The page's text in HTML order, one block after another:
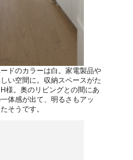
ドのカラーは白。家電製品や
い空間に。収納スペースがた
様。奥のリビングとの間にあ
体感が出て、明るさもアッ
そうです。